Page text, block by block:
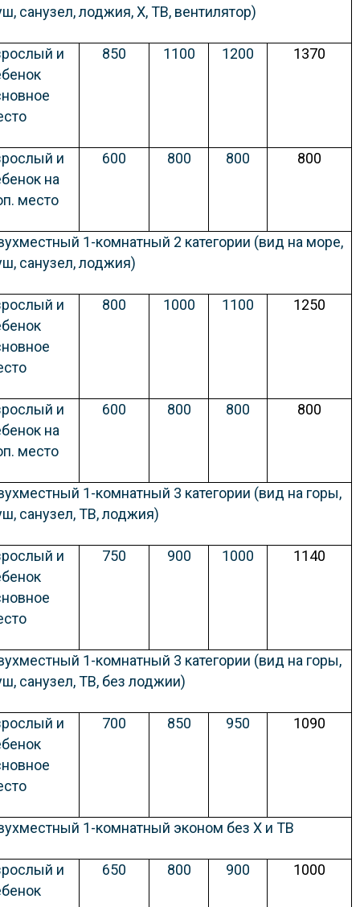
санузел, лоджия, Х, ТВ, вентилятор)
и
850 1100 1200 1370
и
на
место
600 800 800 800
1-комнатный 2 категории (вид на море,
санузел, лоджия)
и
800 1000 1100 1250
и
на
место
600 800 800 800
1-комнатный 3 категории (вид на горы,
санузел, ТВ, лоджия)
и
750 900 1000 1140
1-комнатный 3 категории (вид на горы,
санузел, ТВ, без лоджии)
и
700 850 950 1090
1-комнатный эконом без Х и ТВ
и
650 800 900 1000